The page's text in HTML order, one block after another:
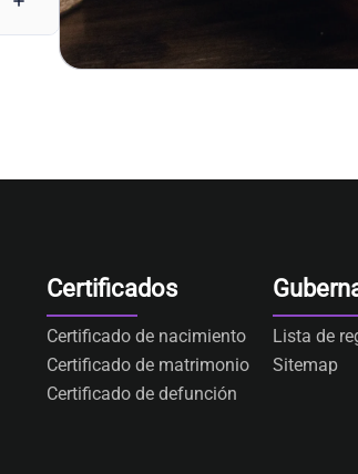
Certificados
Certificado de nacimiento
Certificado de matrimonio
Certificado de defunción
Lista de
Sitemap